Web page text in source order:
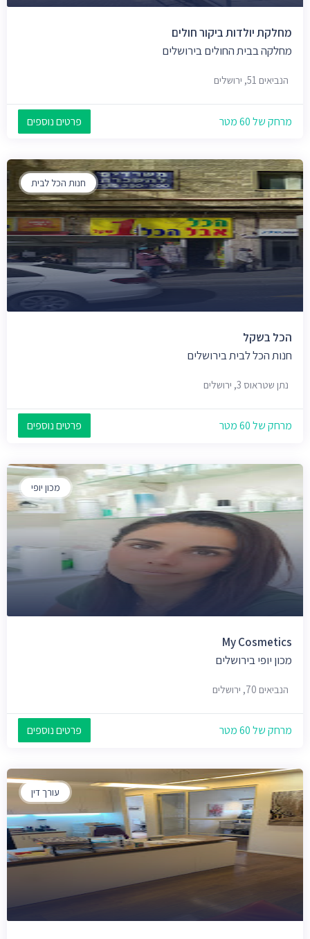
מחלקת יולדות ביקור חולים
מחלקה בבית החולים בירושלים
הנביאים 51, ירושלים
מרחק של 60 מטר פרטים נוספים
חנות הכל לבית
הכל בשקל
חנות הכל לבית בירושלים
נתן שטראוס 3, ירושלים
מרחק של 60 מטר פרטים נוספים
מכון יופי
My Cosmetics
מכון יופי בירושלים
הנביאים 70, ירושלים
מרחק של 60 מטר פרטים נוספים
עורך דין